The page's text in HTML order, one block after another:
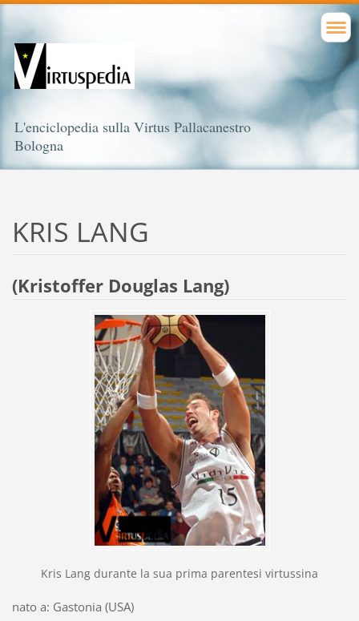
L'enciclopedia sulla Virtus Pallacanestro
Bologna
KRIS LANG
(Kristoffer Douglas Lang)
Kris Lang durante la sua prima parentesi virtussina
nato a: Gastonia (USA)